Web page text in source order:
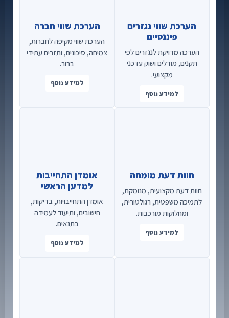
הערכת שווי נגזרים
פיננסיים
הערכה מדויקת לנגזרים לפי
תקנים, מודלים ושוק עדכני
מקצועי.
למידע נוסף
הערכת שווי חברה
הערכת שווי מקיפה לחברות,
צמיחה, סיכונים, ותזרים עתידי
ברור.
למידע נוסף
חוות דעת מומחה
חוות דעת מקצועית, מנומקת,
לתמיכה משפטית, רגולטורית,
ומחלוקות מורכבות.
למידע נוסף
אומדן התחייבות
למדען הראשי
אומדן התחייבויות, בדיקות,
חישובים, ותיעוד לעמידה
בתנאים.
למידע נוסף